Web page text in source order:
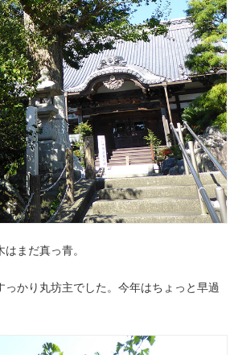
まだ真っ青。
っかり丸坊主でした。今年はちょっと早過